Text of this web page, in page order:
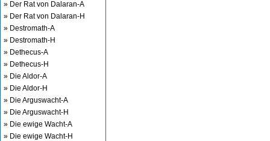
» Der Rat von Dalaran-A
» Der Rat von Dalaran-H
» Destromath-A
» Destromath-H
» Dethecus-A
» Dethecus-H
» Die Aldor-A
» Die Aldor-H
» Die Arguswacht-A
» Die Arguswacht-H
» Die ewige Wacht-A
» Die ewige Wacht-H